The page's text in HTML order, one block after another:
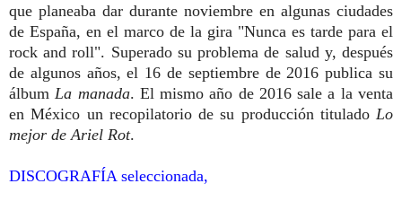
que planeaba dar durante noviembre en algunas ciudades
de España, en el marco de la gira "Nunca es tarde para el
rock and roll". Superado su problema de salud y, después
de algunos años, el 16 de septiembre de 2016 publica su
álbum La manada. El mismo año de 2016 sale a la venta
en México un recopilatorio de su producción titulado Lo
mejor de Ariel Rot.
DISCOGRAFÍA seleccionada,